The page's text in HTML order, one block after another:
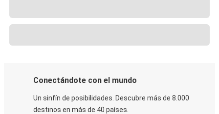
Conectándote con el mundo
Un sinfín de posibilidades. Descubre más de 8.000
destinos en más de 40 países.